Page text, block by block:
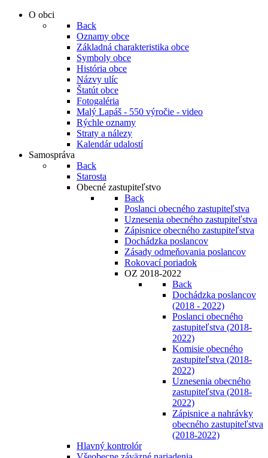
O obci
Back
Oznamy obce
Základná charakteristika obce
Symboly obce
História obce
Názvy ulíc
Štatút obce
Fotogaléria
Malý Lapáš - 550 výročie - video
Rýchle oznamy
Straty a nálezy
Kalendár udalostí
Samospráva
Back
Starosta
Obecné zastupiteľstvo
Back
Poslanci obecného zastupiteľstva
Uznesenia obecného zastupiteľstva
Zápisnice obecného zastupiteľstva
Dochádzka poslancov
Zásady odmeňovania poslancov
Rokovací poriadok
OZ 2018-2022
Back
Dochádzka poslancov
(2018 - 2022)
Poslanci obecného
zastupiteľstva (2018-
2022)
Komisie obecného
zastupiteľstva (2018-
2022)
Uznesenia obecného
zastupiteľstva (2018-
2022)
Zápisnice a nahrávky
obecného zastupiteľstva
(2018-2022)
Hlavný kontrolór